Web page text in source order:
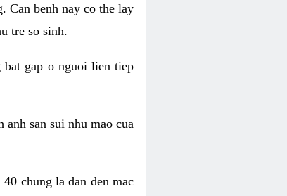
Can benh nay co the lay
tre so sinh.
gap o nguoi lien tiep
san sui nhu mao cua
chung la dan den mac